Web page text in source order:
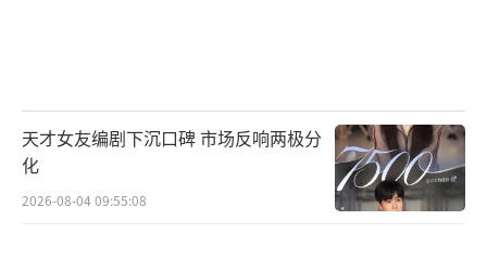
天才女友编剧下沉口碑 市场反响两极分
化
2026-08-04 09:55:08